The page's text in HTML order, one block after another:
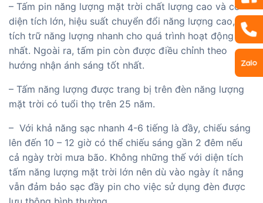
– Tấm pin năng lượng mặt trời chất lượng cao và có
diện tích lớn, hiệu suất chuyển đổi năng lượng cao, đèn
tích trữ năng lượng nhanh cho quá trình hoạt động tốt
nhất. Ngoài ra, tấm pin còn được điều chỉnh theo
hướng nhận ánh sáng tốt nhất.
– Tấm năng lượng được trang bị trên đèn năng lượng
mặt trời có tuổi thọ trên 25 năm.
– Với khả năng sạc nhanh 4-6 tiếng là đầy, chiếu sáng
lên đến 10 – 12 giờ có thể chiếu sáng gần 2 đêm nếu
cả ngày trời mưa bão. Không những thế với diện tích
tấm năng lượng mặt trời lớn nên dù vào ngày ít nắng
vẫn đảm bảo sạc đầy pin cho việc sử dụng đèn được